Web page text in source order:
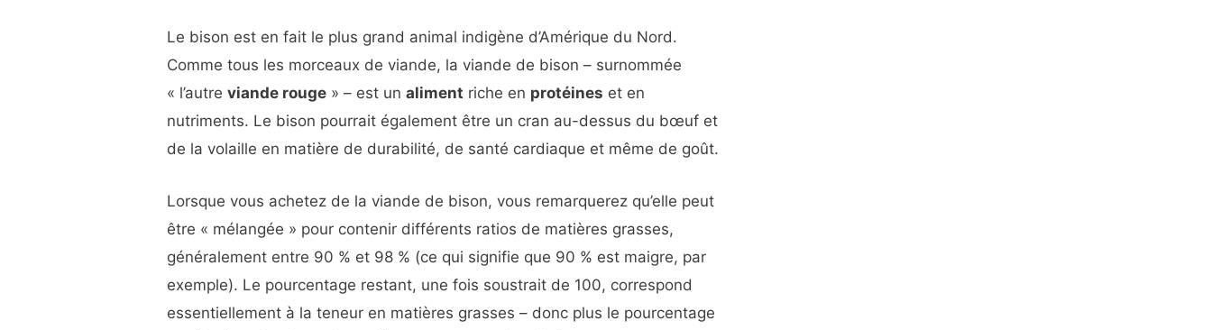
Le bison est en fait le plus grand animal indigène d’Amérique du Nord.
Comme tous les morceaux de viande, la viande de bison – surnommée
« l’autreviande rouge » – est unaliment riche en protéines et en
nutriments. Le bison pourrait également être un cran au-dessus du bœuf et
de la volaille en matière de durabilité, de santé cardiaque et même de goût.
Lorsque vous achetez de la viande de bison, vous remarquerez qu’elle peut
être « mélangée » pour contenir différents ratios de matières grasses,
généralement entre 90 % et 98 % (ce qui signifie que 90 % est maigre, par
exemple). Le pourcentage restant, une fois soustrait de 100, correspond
essentiellement à la teneur en matières grasses – donc plus le pourcentage